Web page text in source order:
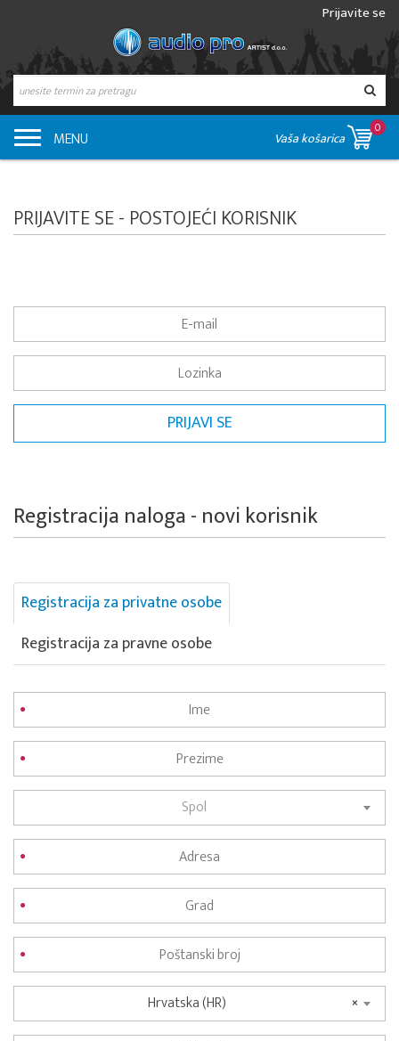
Prijavite se
MENU Vaša košarica
0
PRIJAVITE SE - POSTOJEĆI KORISNIK
Registracija naloga - novi korisnik
Registracija za privatne osobe
Registracija za pravne osobe
Spol
×
Hrvatska (HR)